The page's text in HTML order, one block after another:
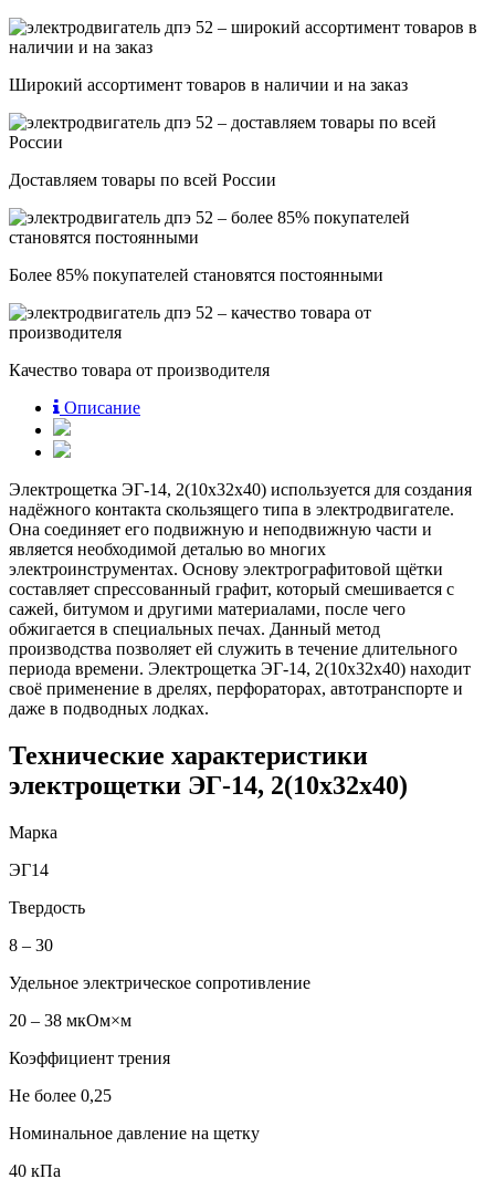
Широкий ассортимент товаров в наличии и на заказ
Доставляем товары по всей России
Более 85% покупателей становятся постоянными
Качество товара от производителя
Описание
Электрощетка ЭГ-14, 2(10х32х40) используется для создания
надёжного контакта скользящего типа в электродвигателе.
Она соединяет его подвижную и неподвижную части и
является необходимой деталью во многих
электроинструментах. Основу электрографитовой щётки
составляет спрессованный графит, который смешивается с
сажей, битумом и другими материалами, после чего
обжигается в специальных печах. Данный метод
производства позволяет ей служить в течение длительного
периода времени. Электрощетка ЭГ-14, 2(10х32х40) находит
своё применение в дрелях, перфораторах, автотранспорте и
даже в подводных лодках.
Технические характеристики
электрощетки ЭГ-14, 2(10х32х40)
Марка
ЭГ14
Твердость
8 – 30
Удельное электрическое сопротивление
20 – 38 мкОм×м
Коэффициент трения
Не более 0,25
Номинальное давление на щетку
40 кПа